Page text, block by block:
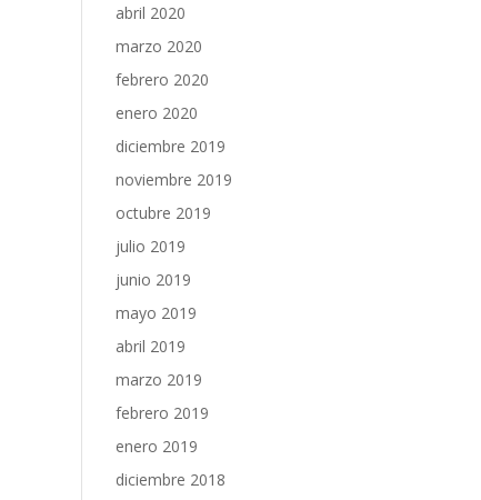
abril 2020
marzo 2020
febrero 2020
enero 2020
diciembre 2019
noviembre 2019
octubre 2019
julio 2019
junio 2019
mayo 2019
abril 2019
marzo 2019
febrero 2019
enero 2019
diciembre 2018